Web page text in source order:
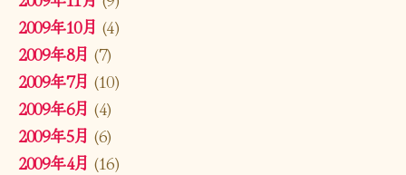
2009年10月 (4)
2009年8月 (7)
2009年7月 (10)
2009年6月 (4)
2009年5月 (6)
2009年4月 (16)